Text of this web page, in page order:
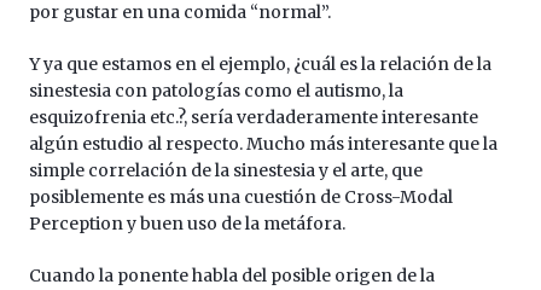
por gustar en una comida “normal”.
Y ya que estamos en el ejemplo, ¿cuál es la relación de la
sinestesia con patologías como el autismo, la
esquizofrenia etc.?, sería verdaderamente interesante
algún estudio al respecto. Mucho más interesante que la
simple correlación de la sinestesia y el arte, que
posiblemente es más una cuestión de Cross-Modal
Perception y buen uso de la metáfora.
Cuando la ponente habla del posible origen de la